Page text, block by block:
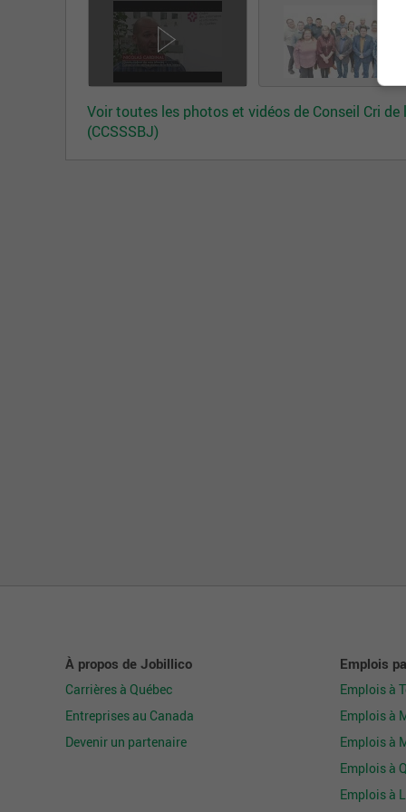
Voir toutes les photos et vidéos de Conseil Cri
(CCSSSBJ)
À propos de Jobillico
Carrières à Québec
Entreprises au Canada
Devenir un partenaire
Emplois
Emplois à
Emplois à
Emplois à
Emplois à
Emplois à